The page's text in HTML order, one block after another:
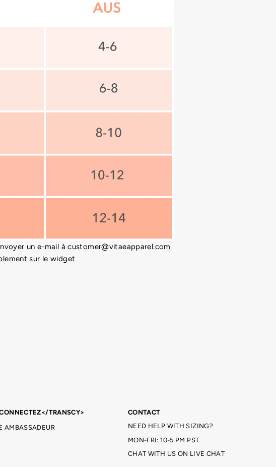
un e-mail à customer@vitaeapparel.com
sur le widget
TRANSCY>
AMBASSADEUR
CONTACT
NEED HELP WITH SIZING?
MON-FRI: 10-5 PM PST
CHAT WITH US ON LIVE CHAT